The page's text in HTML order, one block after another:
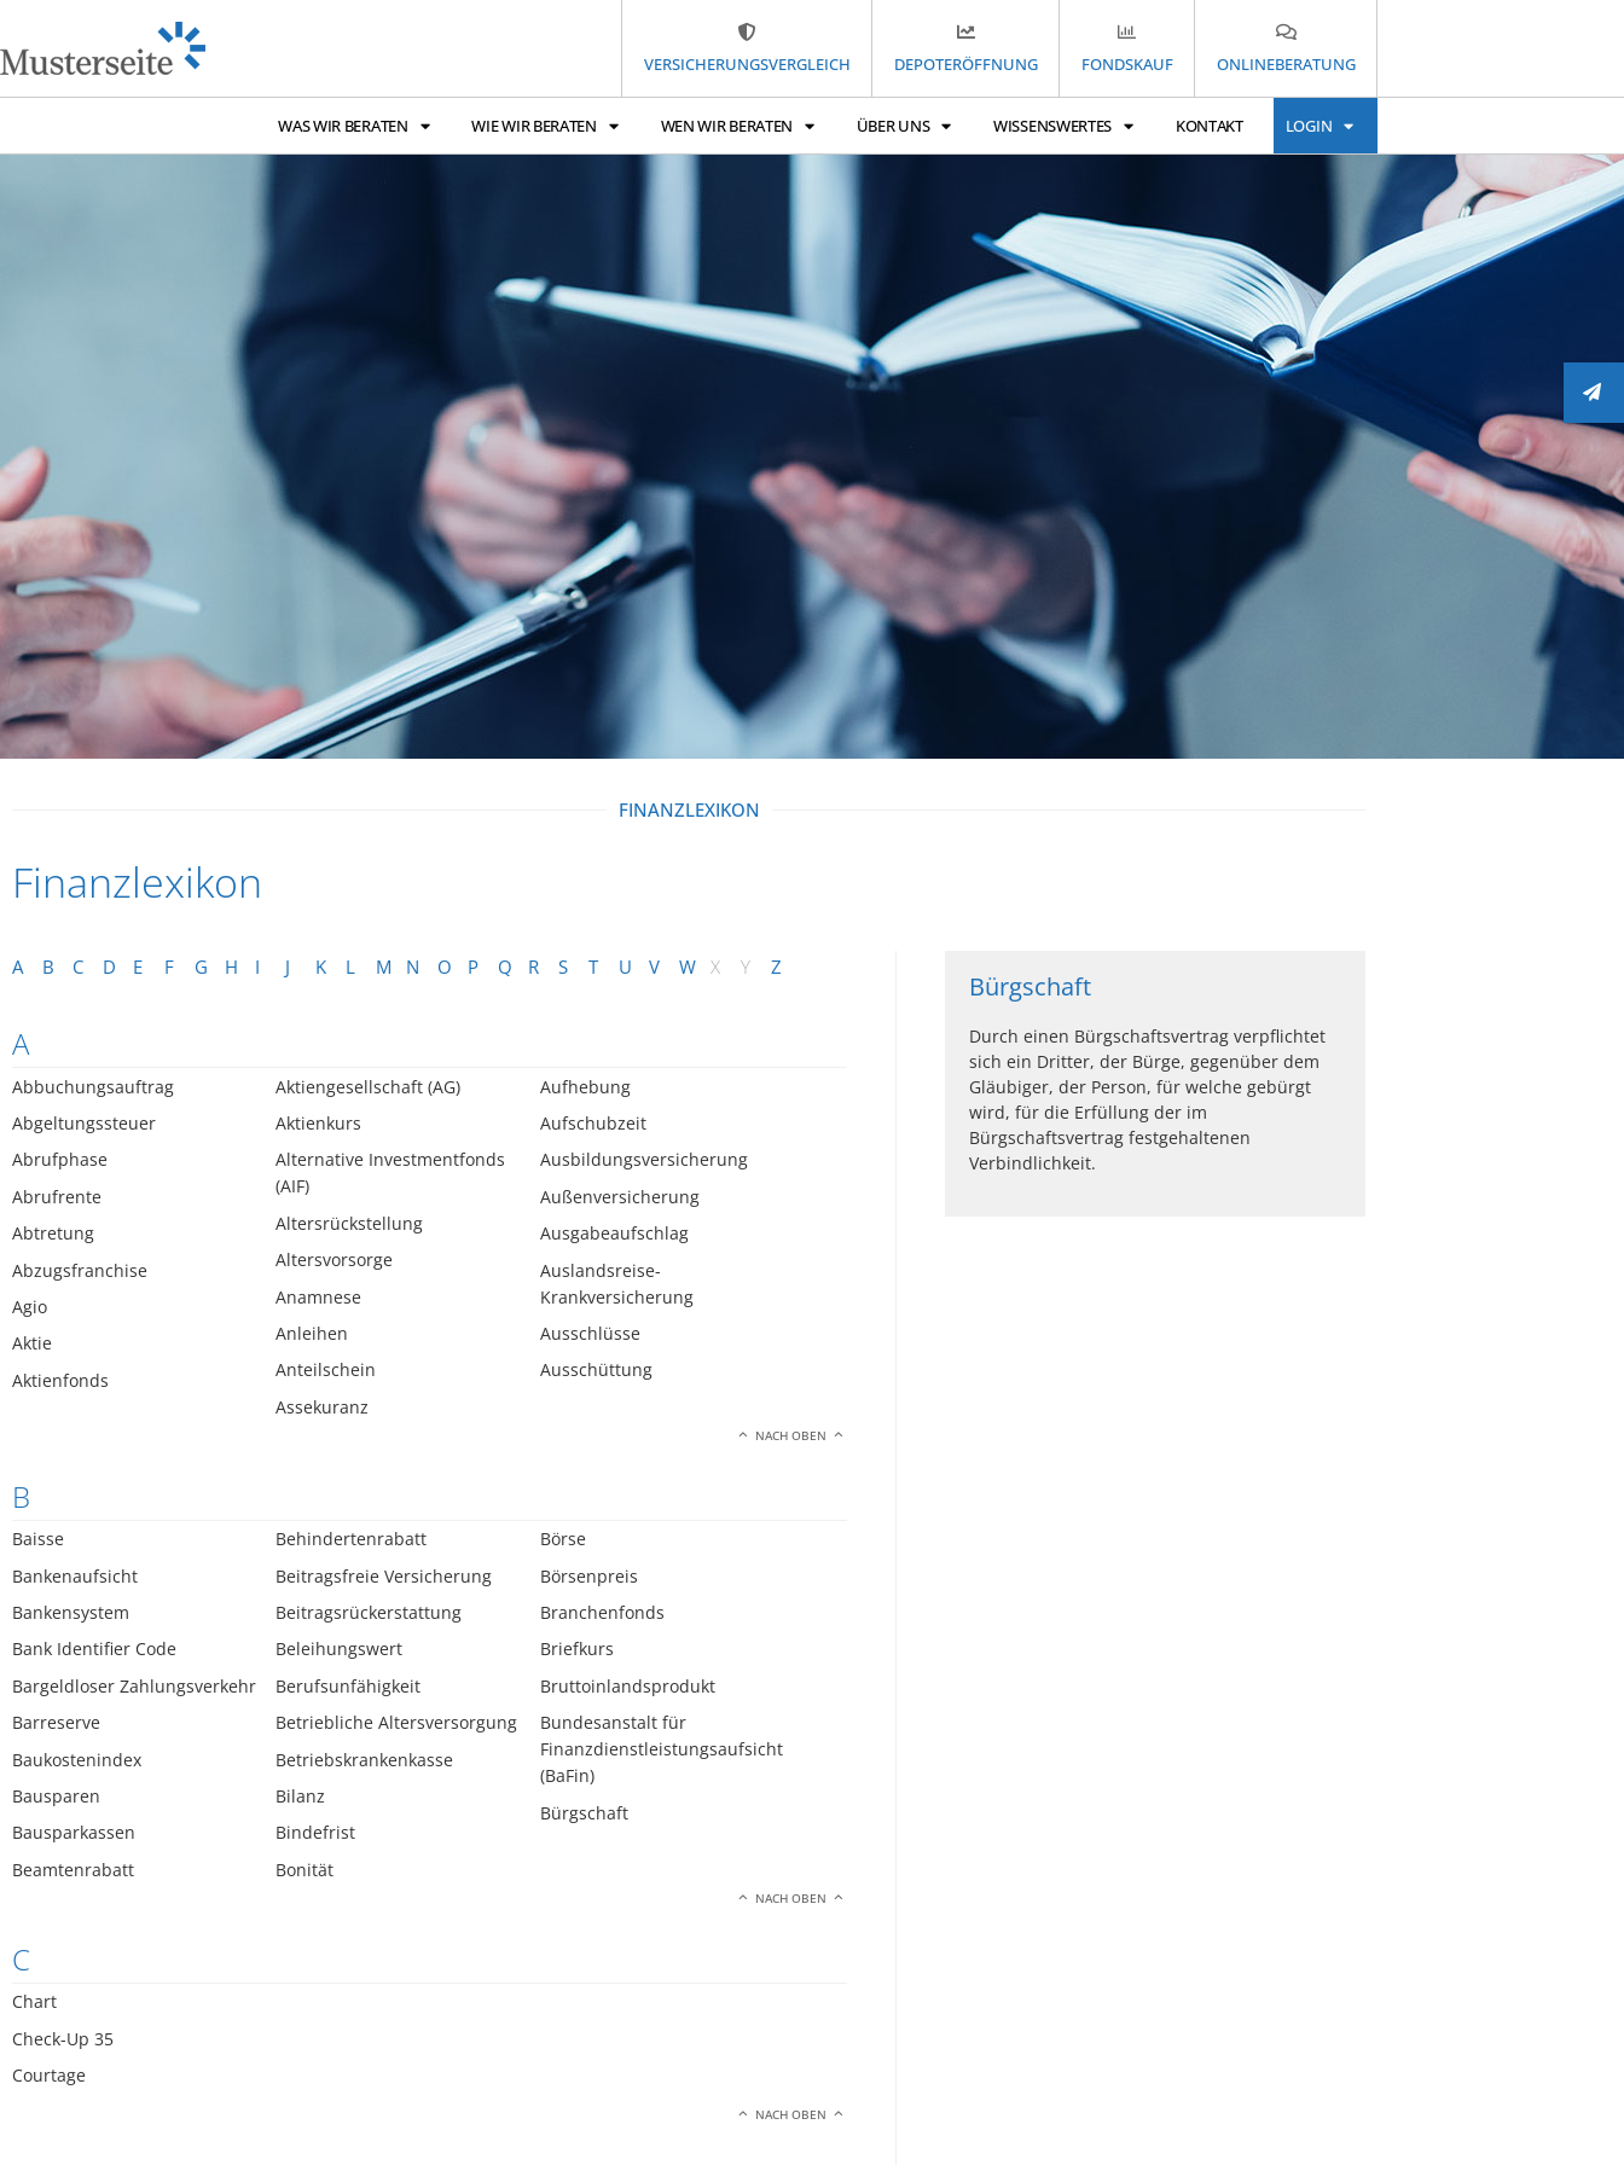
VERSICHERUNGSVERGLEICH DEPOTERÖFFNUNG FONDSKAUF ONLINEBERATUNG
WAS WIR BERATEN WIE WIR BERATEN WEN WIR BERATEN ÜBER UNS WISSENSWERTES KONTAKT LOGIN
FINANZLEXIKON
Finanzlexikon
A B C D E F G H I J K L M N O P Q R S T U V W X Y Z
A
Abbuchungsauftrag
Abgeltungssteuer
Abrufphase
Abrufrente
Abtretung
Abzugsfranchise
Agio
Aktie
Aktienfonds
Aktiengesellschaft (AG)
Aktienkurs
Alternative Investmentfonds
(AIF)
Altersrückstellung
Altersvorsorge
Anamnese
Anleihen
Anteilschein
Assekuranz
Aufhebung
Aufschubzeit
Ausbildungsversicherung
Außenversicherung
Ausgabeaufschlag
Auslandsreise-
Krankversicherung
Ausschlüsse
Ausschüttung
NACH OBEN
B
Baisse
Bankenaufsicht
Bankensystem
Bank Identifier Code
Bargeldloser Zahlungsverkehr
Barreserve
Baukostenindex
Bausparen
Bausparkassen
Beamtenrabatt
Behindertenrabatt
Beitragsfreie Versicherung
Beitragsrückerstattung
Beleihungswert
Berufsunfähigkeit
Betriebliche Altersversorgung
Betriebskrankenkasse
Bilanz
Bindefrist
Bonität
Börse
Börsenpreis
Branchenfonds
Briefkurs
Bruttoinlandsprodukt
Bundesanstalt für
Finanzdienstleistungsaufsicht
(BaFin)
Bürgschaft
NACH OBEN
C
Chart
Check-Up 35
Courtage
NACH OBEN
Bürgschaft
Durch einen Bürgschaftsvertrag verpflichtet
sich ein Dritter, der Bürge, gegenüber dem
Gläubiger, der Person, für welche gebürgt
wird, für die Erfüllung der im
Bürgschaftsvertrag festgehaltenen
Verbindlichkeit.